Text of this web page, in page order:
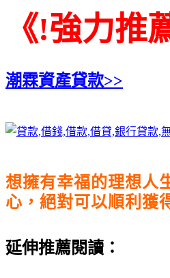
《!強力推
潮霖資產貸款>>
想擁有幸福的理想人
心，絕對可以順利獲
延伸推薦閱讀：